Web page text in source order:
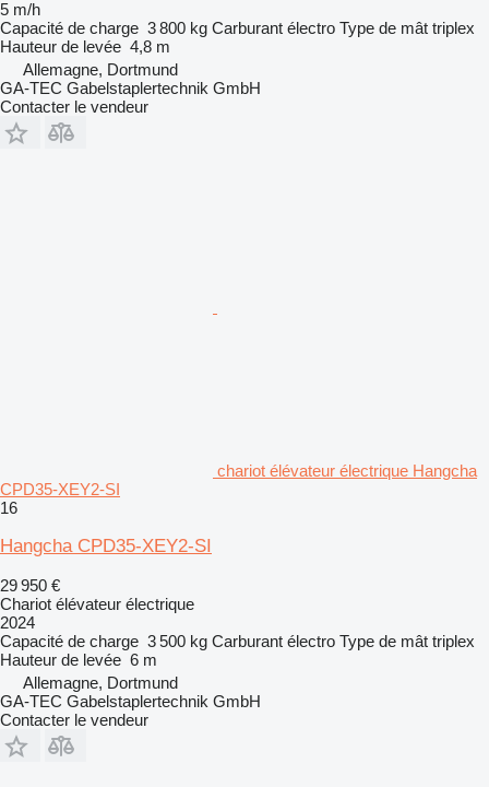
5 m/h
Capacité de charge 3 800 kg Carburant électro Type de mât triplex
Hauteur de levée 4,8 m
Allemagne, Dortmund
GA-TEC Gabelstaplertechnik GmbH
Contacter le vendeur
chariot élévateur électrique Hangcha
CPD35-XEY2-SI
16
Hangcha CPD35-XEY2-SI
29 950 €
Chariot élévateur électrique
2024
Capacité de charge 3 500 kg Carburant électro Type de mât triplex
Hauteur de levée 6 m
Allemagne, Dortmund
GA-TEC Gabelstaplertechnik GmbH
Contacter le vendeur